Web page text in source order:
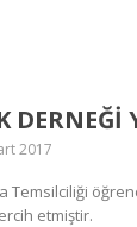
2017
Temsilciliği
etmiştir.